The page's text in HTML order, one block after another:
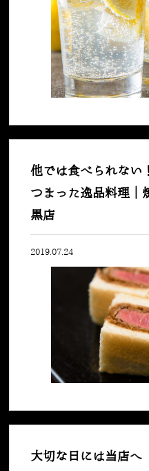
他では食べられない
つまった逸品料理
黒店
2019.07.24
大切な日には当店